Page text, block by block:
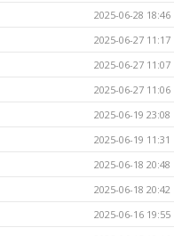
2025-06-28 18:46
2025-06-27 11:17
2025-06-27 11:07
2025-06-27 11:06
2025-06-19 23:08
2025-06-19 11:31
2025-06-18 20:48
2025-06-18 20:42
2025-06-16 19:55